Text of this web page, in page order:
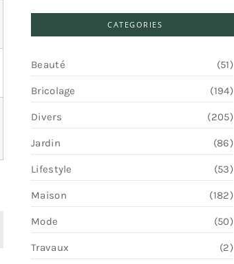
CATEGORIES
Beauté (51)
Bricolage (194)
Divers (205)
Jardin (86)
Lifestyle (53)
Maison (182)
Mode (50)
Travaux (2)